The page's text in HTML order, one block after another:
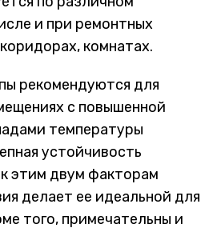
и при ремонтных
комнатах.
рекомендуются для
с повышенной
температуры
устойчивость
этим двум факторам
делает ее идеальной для
того, примечательны и